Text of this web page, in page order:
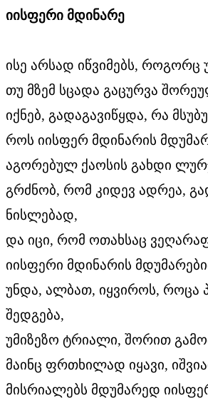
იისფერი მდინარე
ისე არსად იწვიმებს, როგორც
თუ მზემ სცადა გაცურვა
იქნებ, გადაგავიწყდა, რა
როს იისფერ მდინარის
აგორებულ ქაოსის გახდი
გრძნობ, რომ კიდევ ადრეა,
ნისლებად,
და იცი, რომ ოთახსაც
იისფერი მდინარის
უნდა, ალბათ, იყვიროს, როცა
შედგება,
უმიზეზო ტრიალი, შორით
მაინც ფრთხილად იყავი,
მისრიალებს მდუმარედ